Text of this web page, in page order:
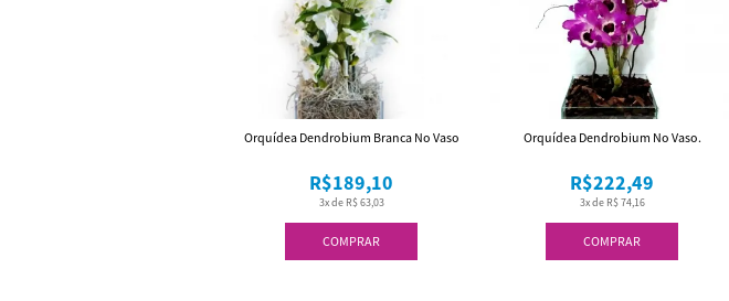
COMPRAR
3x de R$ 63,03
R$189,10
Orquídea Dendrobium Branca No Vaso
COMPRAR
3x de R$ 74,16
R$222,49
Orquídea Dendrobium No Vaso.